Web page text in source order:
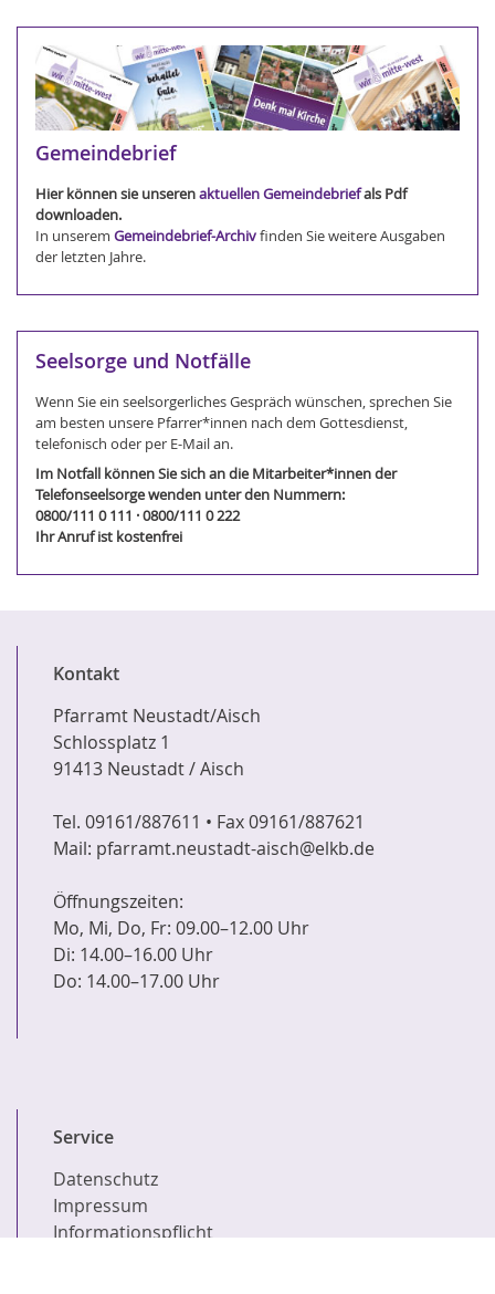
Gemeindebrief
Hier können sie unserenaktuellen Gemeindebriefals Pdf
downloaden.
In unserem Gemeindebrief-Archivfinden Sie weitere Ausgaben
der letzten Jahre.
Seelsorge und Notfälle
Wenn Sie ein seelsorgerliches Gespräch wünschen, sprechen Sie
am besten unsere Pfarrer*innen nach dem Gottesdienst,
telefonisch oder per E-Mail an.
Im Notfall können Sie sich an die Mitarbeiter*innen der
Telefonseelsorge wenden unter den Nummern:
0800/111 0 111 · 0800/111 0 222
Ihr Anruf ist kostenfrei
Kontakt
Pfarramt Neustadt/Aisch
Schlossplatz 1
91413 Neustadt / Aisch
Tel. 09161/887611 • Fax 09161/887621
Mail: pfarramt.neustadt-aisch@elkb.de
Öffnungszeiten:
Mo, Mi, Do, Fr: 09.00–12.00 Uhr
Di: 14.00–16.00 Uhr
Do: 14.00–17.00 Uhr
Service
Datenschutz
Impressum
Informationspflicht